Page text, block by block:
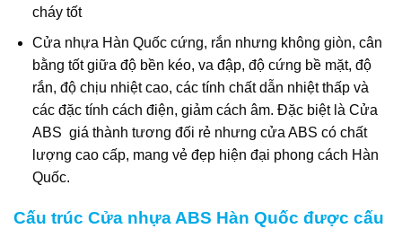
cháy tốt
Cửa nhựa Hàn Quốc cứng, rắn nhưng không giòn, cân
bằng tốt giữa độ bền kéo, va đập, độ cứng bề mặt, độ
rắn, độ chịu nhiệt cao, các tính chất dẫn nhiệt thấp và
các đặc tính cách điện, giảm cách âm. Đặc biệt là Cửa
ABS giá thành tương đối rẻ nhưng cửa ABS có chất
lượng cao cấp, mang vẻ đẹp hiện đại phong cách Hàn
Quốc.
Cấu trúc Cửa nhựa ABS Hàn Quốc được cấu